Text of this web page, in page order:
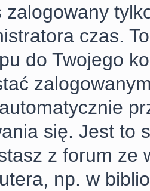
zalogowany
czas.
do Twojego
się. Jest to
z forum ze
np. w